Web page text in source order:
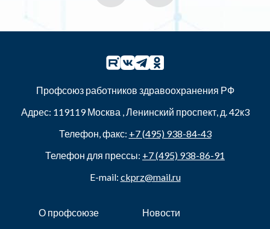
Профсоюз работников здравоохранения РФ
Адрес: 119119Москва ,Ленинский проспект, д. 42к3
Телефон, факс: +7 (495) 938-84-43
Телефон для прессы: +7 (495) 938-86-91
E-mail: ckprz@mail.ru
О профсоюзе Новости